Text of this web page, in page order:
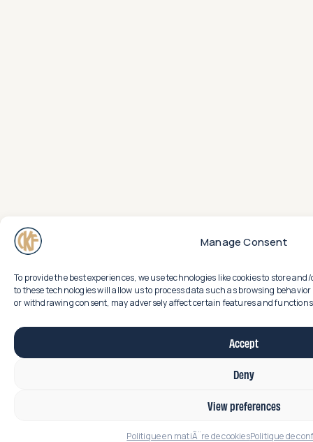
Manage Consent
To provide the best experiences, we use technologies like cookies to store
to these technologies will allow us to process data such as browsing
or withdrawing consent, may adversely affect certain features and
Accept
Deny
View preferences
Politique en matiÃ¨re de cookiesPolitique de